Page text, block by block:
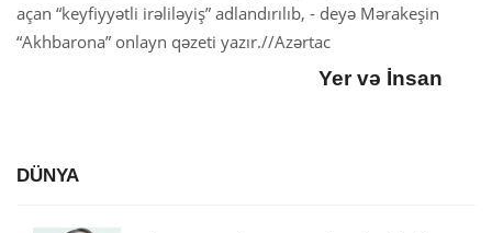
açan “keyfiyyətli irəliləyiş” adlandırılıb, - deyə Mərakeşin
“Akhbarona” onlayn qəzeti yazır.//Azərtac
Yer və İnsan
DÜNYA